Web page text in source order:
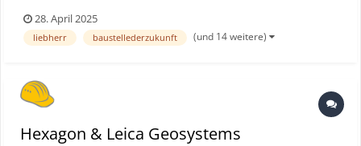
Baumaschinen, 3D-Laserscanner, Robotik und GPS-Steuerung. Wir
waren live dabei – mit exklusiven Eindrücken von der Baustel...
28. April 2025
liebherr baustellederzukunft (und 14 weitere)
Hexagon & Leica Geosystems